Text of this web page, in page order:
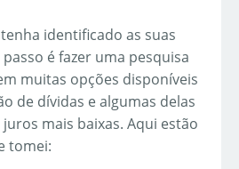
identificado as suas
é fazer uma pesquisa
muitas opções disponíveis
de dívidas e algumas delas
mais baixas. Aqui estão
tomei: